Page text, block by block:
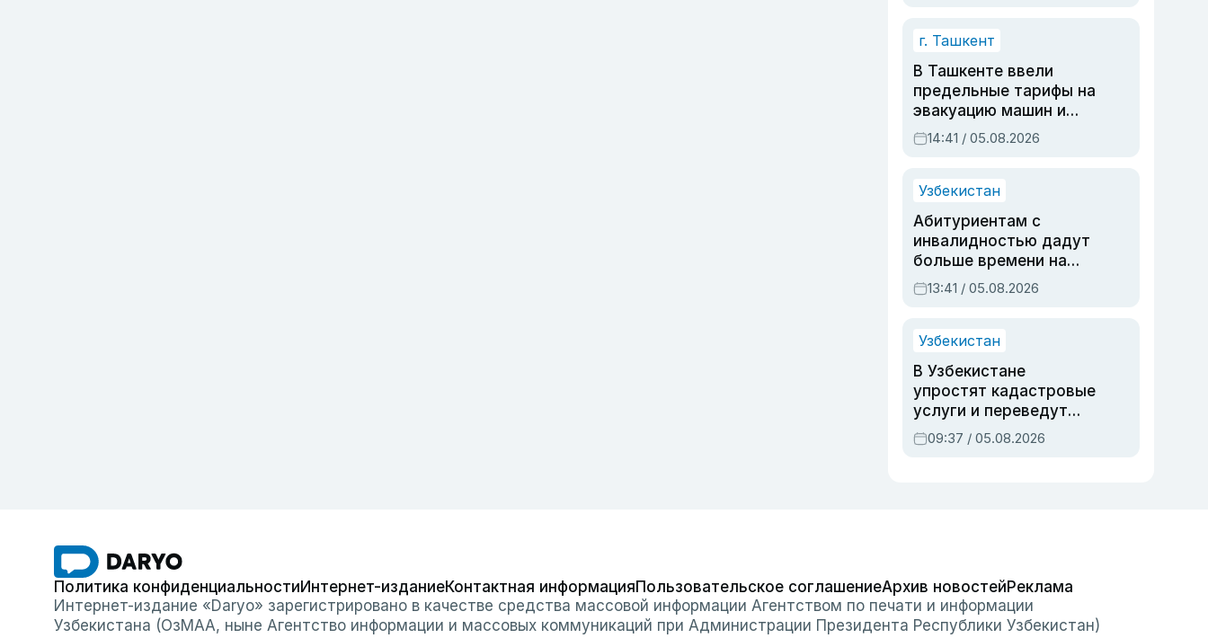
г. Ташкент
В Ташкенте ввели
предельные тарифы на
эвакуацию машин и
штрафстоянки
14:41 / 05.08.2026
Узбекистан
Абитуриентам с
инвалидностью дадут
больше времени на
вступительных
экзаменах
13:41 / 05.08.2026
Узбекистан
В Узбекистане
упростят кадастровые
услуги и переведут
регистрацию
недвижимости в
09:37 / 05.08.2026
Политика конфиденциальностиИнтернет-изданиеКонтактная информацияПользовательское соглашениеАрхив новостейРеклама
Интернет-издание «Daryo» зарегистрировано в качестве средства массовой информации Агентством по печати и информации
Узбекистана (ОзМАА, ныне Агентство информации и массовых коммуникаций при Администрации Президента Республики Узбекистан)